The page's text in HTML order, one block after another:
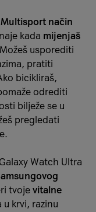
Multisport način
kada mijenjaš
usporediti
pratiti
bicikliraš,
odrediti
bilježe se u
pregledati
Watch Ultra
tvoje vitalne
u krvi, razinu